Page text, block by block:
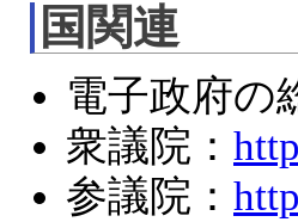
国関連
電子政府の
衆議院：
参議院：